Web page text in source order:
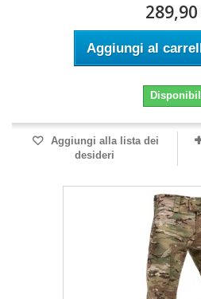
Aggiungi al
Aggiungi alla lista dei
desideri